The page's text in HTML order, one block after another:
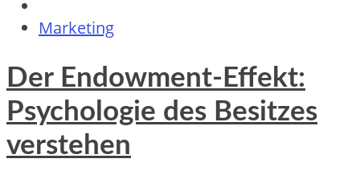
Marketing
Der Endowment-Effekt:
Psychologie des Besitzes
verstehen